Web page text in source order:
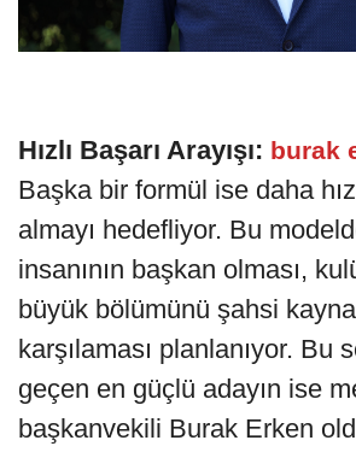
Hızlı Başarı Arayışı: burak
Başka bir formül ise daha
almayı hedefliyor. Bu
insanının başkan olması,
büyük bölümünü şahsi
karşılaması planlanıyor. Bu
geçen en güçlü adayın ise
başkanvekili Burak Erken